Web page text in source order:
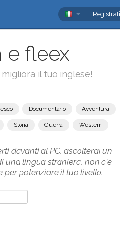
Registrati
e fleex
migliora il tuo inglese!
Documentario Avventura
Storia Guerra Western
davanti al PC, ascolterai un
una lingua straniera, non c'è
potenziare il tuo livello.